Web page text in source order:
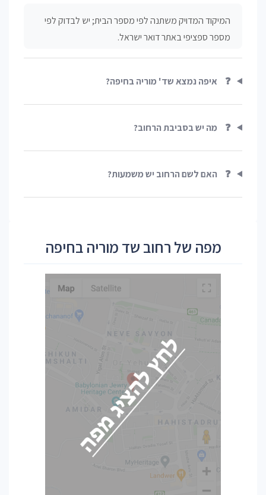
המיקוד המדויק משתנה לפי מספר הבית; יש לבדוק לפי
מספר ספציפי באתר דואר ישראל.
❓ איפה נמצא שד' מוריה בחיפה?
❓ מה יש בסביבת הרחוב?
❓ האם לשם הרחוב יש משמעות?
מפה של רחוב שד מוריה בחיפה